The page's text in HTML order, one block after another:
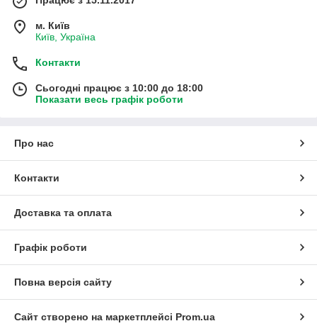
м. Київ
Київ, Україна
Контакти
Сьогодні працює з 10:00 до 18:00
Показати весь графік роботи
Про нас
Контакти
Доставка та оплата
Графік роботи
Повна версія сайту
Сайт створено на маркетплейсі Prom.ua